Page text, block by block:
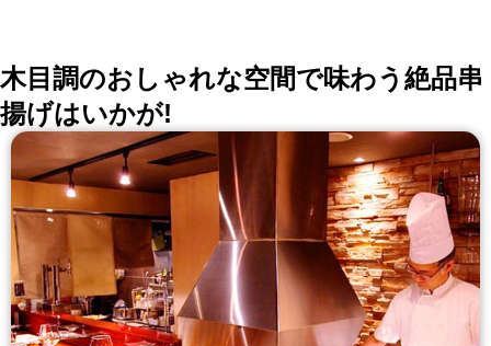
木目調のおしゃれな空間で味わう絶品串
揚げはいかが!